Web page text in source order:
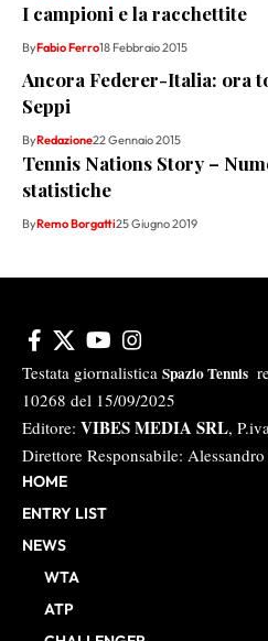
I campioni e la racchettite
ByFabio Ferro18 Febbraio 2015
Ancora Federer-Italia: ora
Seppi
ByRedazione22 Gennaio 2015
Tennis Nations Story –
statistiche
ByRemo Borgatti25 Giugno 2019
Testata giornalistica Spazio Tennis
10268 del 15/09/2025
Editore: VIBES MEDIA SRL,
Direttore Responsabile:
HOME
ENTRY LIST
NEWS
WTA
ATP